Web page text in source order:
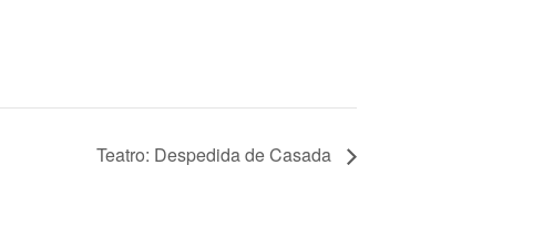
Teatro: Despedida de Casada